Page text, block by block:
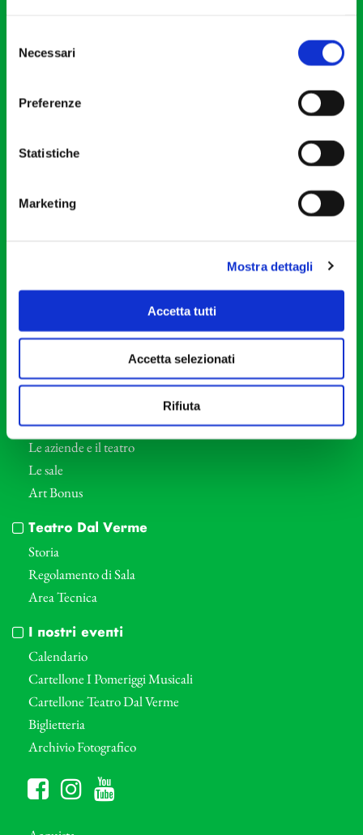
delNecessari
Preferenze
Statistiche
Marketing
Mostra dettagli
Accetta tutti
Accetta selezionati
Rifiuta
Via S. Giovanni sul Muro, 2
Cod. Fisc. 80078650159
Orchestra I Pomeriggi Musicali
Direttore Artistico
Professori d’Orchestra
Eventi Corporate
Le aziende e il teatro
Le sale
Art Bonus
Teatro Dal Verme
Storia
Regolamento di Sala
Area Tecnica
I nostri eventi
Calendario
Cartellone I Pomeriggi Musicali
Cartellone Teatro Dal Verme
Biglietteria
Archivio Fotografico